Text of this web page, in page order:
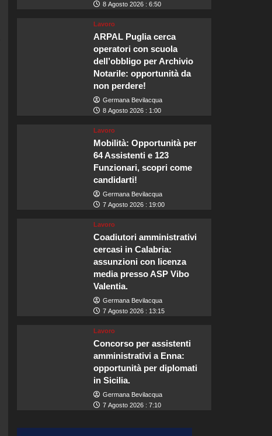
8 Agosto 2026 : 6:50
Lavoro
ARPAL Puglia cerca
operatori con scuola
dell’obbligo per Archivio
Notarile: opportunità da
non perdere!
Germana Bevilacqua
8 Agosto 2026 : 1:00
Lavoro
Mobilità: Opportunità per
64 Assistenti e 123
Funzionari, scopri come
candidarti!
Germana Bevilacqua
7 Agosto 2026 : 19:00
Lavoro
Coadiutori amministrativi
cercasi in Calabria:
assunzioni con licenza
media presso ASP Vibo
Valentia.
Germana Bevilacqua
7 Agosto 2026 : 13:15
Lavoro
Concorso per assistenti
amministrativi a Enna:
opportunità per diplomati
in Sicilia.
Germana Bevilacqua
7 Agosto 2026 : 7:10